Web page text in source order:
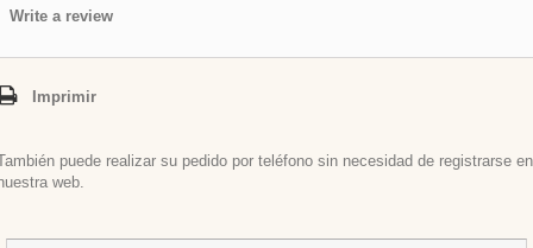
Write a review
Imprimir
puede realizar su pedido por teléfono sin necesidad de registrarse en
web.